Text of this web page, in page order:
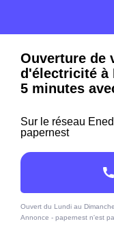
Ouverture de
d'électricité à
5 minutes
Sur le réseau
papernest
Ouvert du Lundi au
Annonce - papernest n'est